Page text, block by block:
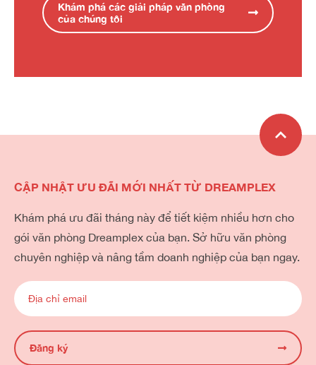
Khám phá các giải pháp văn phòng
của chúng tôi
CẬP NHẬT ƯU ĐÃI MỚI NHẤT TỪ DREAMPLEX
Khám phá ưu đãi tháng này để tiết kiệm nhiều hơn cho
gói văn phòng Dreamplex của bạn. Sở hữu văn phòng
chuyên nghiệp và nâng tầm doanh nghiệp của bạn ngay.
Đăng ký